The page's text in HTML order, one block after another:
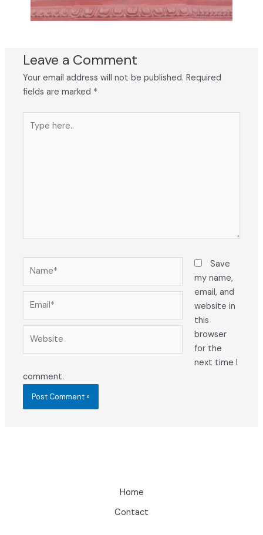
Leave a Comment
Your email address will not be published. Required
fields are marked *
here..
Save
my name,
email, and
website in
this
browser
for the
next time I
comment.
Home
Contact